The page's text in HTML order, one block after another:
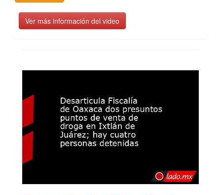
Ver más información del video